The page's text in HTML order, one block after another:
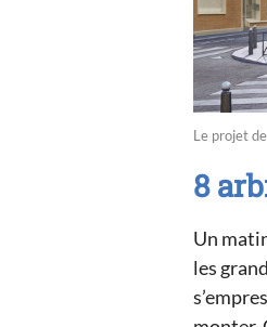
Le projet
8
Un
les